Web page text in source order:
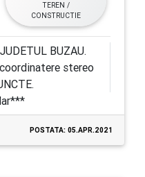
TEREN /
CONSTRUCTIE
BUZAU.
stereo
POSTATA: 05.APR.2021